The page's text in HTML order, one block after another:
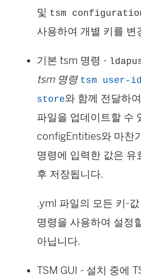
및 tsm
사용하여 개별 키를 변
기본 tsm 명령 -
tsm 명령 tsm user-
store와 함께 전달하
파일을 업데이트할 수
configEntities와 마찬
명령에 입력한 값은 유
후 저장됩니다.
.yml 파일의 모든 키-
명령을 사용하여 설정
아닙니다.
TSM GUI - 설치 중에